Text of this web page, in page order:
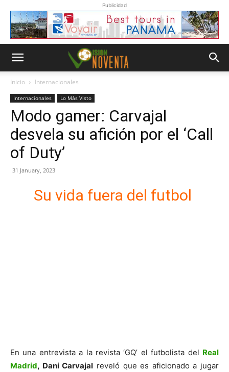
Publicidad
Inicio Internacionales
Internacionales Lo Más Visto
Modo gamer: Carvajal
desvela su afición por el ‘Call
of Duty’
31 January, 2023
Su vida fuera del futbol
En una entrevista a la revista ‘GQ’ el futbolista del Real
Madrid, Dani Carvajal reveló que es aficionado a jugar